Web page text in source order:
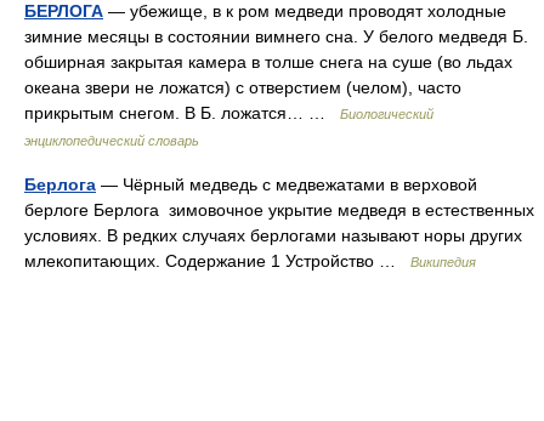
БЕРЛОГА — убежище, в к ром медведи проводят холодные
зимние месяцы в состоянии вимнего сна. У белого медведя Б.
обширная закрытая камера в толше снега на суше (во льдах
океана звери не ложатся) с отверстием (челом), часто
прикрытым снегом. В Б. ложатся… …
Биологический
энциклопедический словарь
Берлога — Чёрный медведь с медвежатами в верховой
берлоге Берлога зимовочное укрытие медведя в естественных
условиях. В редких случаях берлогами называют норы других
млекопитающих. Содержание 1 Устройство …
Википедия